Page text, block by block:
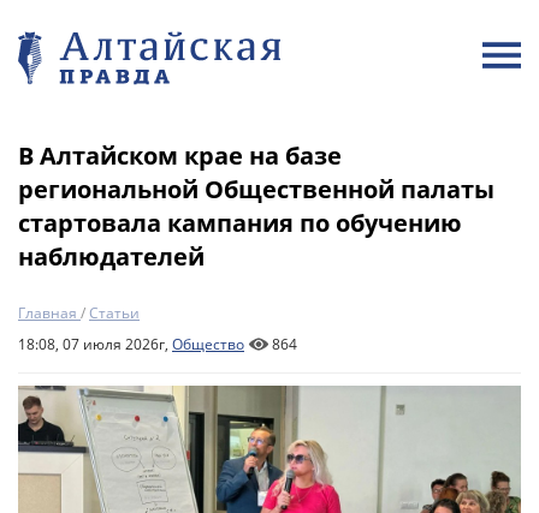
В Алтайском крае на базе
региональной Общественной палаты
стартовала кампания по обучению
наблюдателей
Главная /Статьи
18:08, 07 июля 2026г, Общество 864